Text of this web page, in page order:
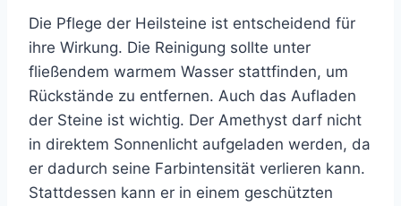
Die Pflege der Heilsteine ist entscheidend für
ihre Wirkung. Die Reinigung sollte unter
fließendem warmem Wasser stattfinden, um
Rückstände zu entfernen. Auch das Aufladen
der Steine ist wichtig. Der Amethyst darf nicht
in direktem Sonnenlicht aufgeladen werden, da
er dadurch seine Farbintensität verlieren kann.
Stattdessen kann er in einem geschützten